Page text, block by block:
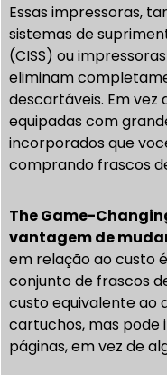
Essas impressoras,
sistemas de
(CISS) ou
eliminam
descartáveis. Em vez
equipadas com
incorporados que
comprando frascos
The Game-
vantagem de
em relação ao custo
conjunto de frascos
custo equivalente ao
cartuchos, mas pode
páginas, em vez de